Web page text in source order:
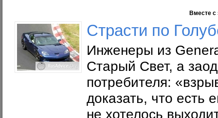
Вместе с
Страсти по
Инженеры из
Старый Свет, а
потребителя:
доказать, что есть
не хотелось